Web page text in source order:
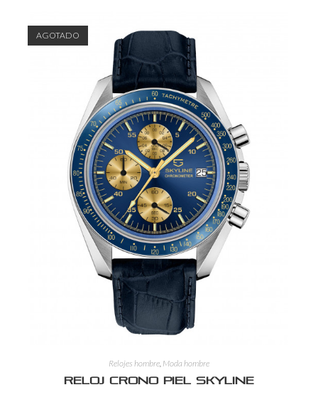
AGOTADO
Relojes hombre, Moda hombre
Reloj crono piel Skyline